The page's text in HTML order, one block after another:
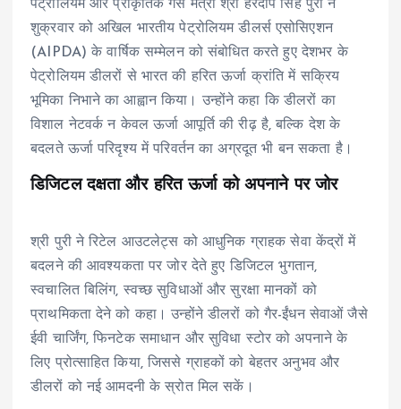
पेट्रोलियम और प्राकृतिक गैस मंत्री श्री हरदीप सिंह पुरी ने
शुक्रवार को अखिल भारतीय पेट्रोलियम डीलर्स एसोसिएशन
(AIPDA) के वार्षिक सम्मेलन को संबोधित करते हुए देशभर के
पेट्रोलियम डीलरों से भारत की हरित ऊर्जा क्रांति में सक्रिय
भूमिका निभाने का आह्वान किया। उन्होंने कहा कि डीलरों का
विशाल नेटवर्क न केवल ऊर्जा आपूर्ति की रीढ़ है, बल्कि देश के
बदलते ऊर्जा परिदृश्य में परिवर्तन का अग्रदूत भी बन सकता है।
डिजिटल दक्षता और हरित ऊर्जा को अपनाने पर जोर
श्री पुरी ने रिटेल आउटलेट्स को आधुनिक ग्राहक सेवा केंद्रों में
बदलने की आवश्यकता पर जोर देते हुए डिजिटल भुगतान,
स्वचालित बिलिंग, स्वच्छ सुविधाओं और सुरक्षा मानकों को
प्राथमिकता देने को कहा। उन्होंने डीलरों को गैर-ईंधन सेवाओं जैसे
ईवी चार्जिंग, फिनटेक समाधान और सुविधा स्टोर को अपनाने के
लिए प्रोत्साहित किया, जिससे ग्राहकों को बेहतर अनुभव और
डीलरों को नई आमदनी के स्रोत मिल सकें।